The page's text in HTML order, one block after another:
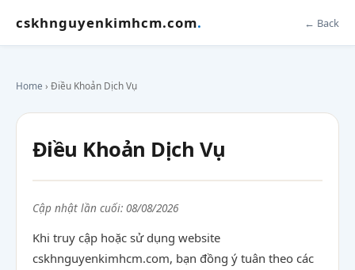
cskhnguyenkimhcm.com. ← Back
Home › Điều Khoản Dịch Vụ
Điều Khoản Dịch Vụ
Cập nhật lần cuối: 08/08/2026
Khi truy cập hoặc sử dụng website
cskhnguyenkimhcm.com, bạn đồng ý tuân theo các